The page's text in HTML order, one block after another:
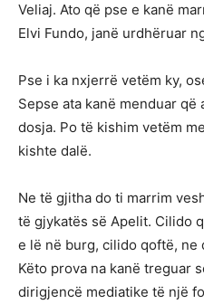
Veliaj. Ato që pse e kanë
Elvi Fundo, janë urdhëruar
Pse i ka nxjerrë vetëm ky,
Sepse ata kanë menduar
dosja. Po të kishim vetëm
kishte dalë.
Ne të gjitha do ti marrim
të gjykatës së Apelit. Cilido
e lë në burg, cilido qoftë, ne
Këto prova na kanë treguar
dirigjencë mediatike të një